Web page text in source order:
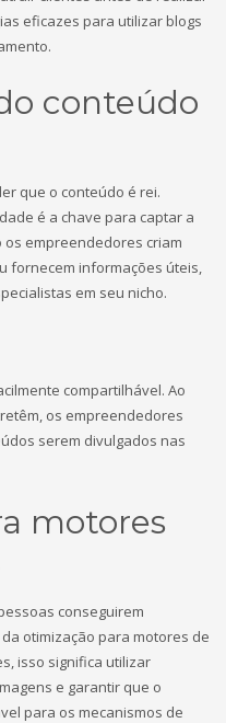
eficazes para utilizar blogs
conteúdo
que o conteúdo é rei.
é a chave para captar a
empreendedores criam
fornecem informações úteis,
em seu nicho.
compartilhável. Ao
os empreendedores
serem divulgados nas
motores
conseguirem
otimização para motores de
isso significa utilizar
e garantir que o
para os mecanismos de